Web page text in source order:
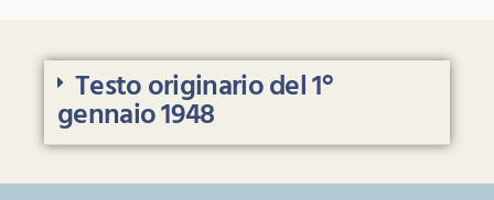
Testo originario del 1°
gennaio 1948